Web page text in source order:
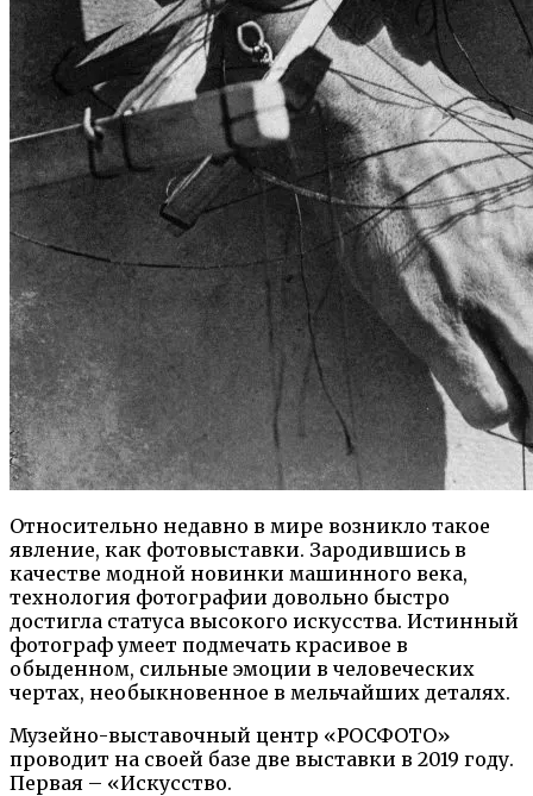
Относительно недавно в мире возникло такое
явление, как фотовыставки. Зародившись в
качестве модной новинки машинного века,
технология фотографии довольно быстро
достигла статуса высокого искусства. Истинный
фотограф умеет подмечать красивое в
обыденном, сильные эмоции в человеческих
чертах, необыкновенное в мельчайших деталях.
Музейно-выставочный центр «РОСФОТО»
проводит на своей базе две выставки в 2019 году.
Первая – «Искусство.